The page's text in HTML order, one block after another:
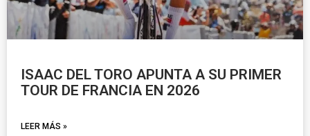
ISAAC DEL TORO APUNTA A SU PRIMER
TOUR DE FRANCIA EN 2026
LEER MÁS »